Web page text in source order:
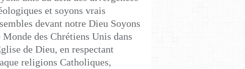
et soyons vrais
devant notre Dieu Soyons
Monde des Chrétiens Unis dans
de Dieu, en respectant
religions Catholiques,